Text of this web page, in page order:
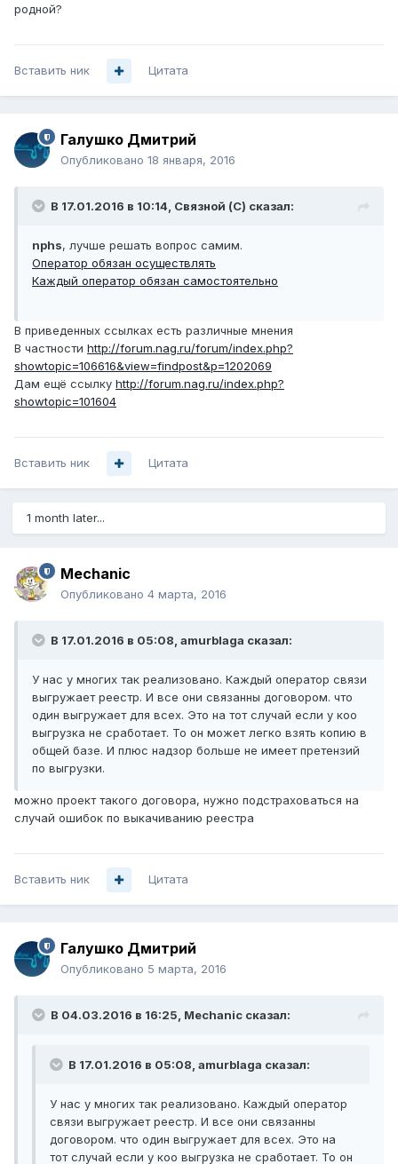
родной?
Вставить ник Цитата
Галушко Дмитрий
Опубликовано 18 января, 2016
В 17.01.2016 в 10:14, Связной (С) сказал:
nphs, лучше решать вопрос самим.
Оператор обязан осуществлять
Каждый оператор обязан самостоятельно
В приведенных ссылках есть различные мнения
В частности http://forum.nag.ru/forum/index.php?
showtopic=106616&view=findpost&p=1202069
Дам ещё ссылку http://forum.nag.ru/index.php?
showtopic=101604
Вставить ник Цитата
1 month later...
Mechanic
Опубликовано 4 марта, 2016
В 17.01.2016 в 05:08, amurblaga сказал:
У нас у многих так реализовано. Каждый оператор связи
выгружает реестр. И все они связанны договором. что
один выгружает для всех. Это на тот случай если у коо
выгрузка не сработает. То он может легко взять копию в
общей базе. И плюс надзор больше не имеет претензий
по выгрузки.
можно проект такого договора, нужно подстраховаться на
случай ошибок по выкачиванию реестра
Вставить ник Цитата
Галушко Дмитрий
Опубликовано 5 марта, 2016
В 04.03.2016 в 16:25, Mechanic сказал:
В 17.01.2016 в 05:08, amurblaga сказал:
У нас у многих так реализовано. Каждый оператор
связи выгружает реестр. И все они связанны
договором. что один выгружает для всех. Это на
тот случай если у коо выгрузка не сработает. То он